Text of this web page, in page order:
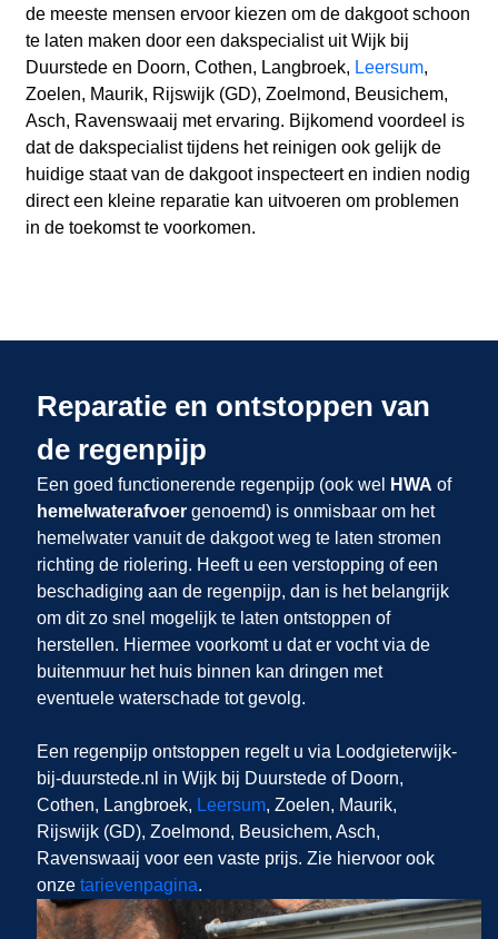
de meeste mensen ervoor kiezen om de dakgoot schoon
te laten maken door een dakspecialist uit Wijk bij
Duurstede en Doorn, Cothen, Langbroek, Leersum,
Zoelen, Maurik, Rijswijk (GD), Zoelmond, Beusichem,
Asch, Ravenswaaij met ervaring. Bijkomend voordeel is
dat de dakspecialist tijdens het reinigen ook gelijk de
huidige staat van de dakgoot inspecteert en indien nodig
direct een kleine reparatie kan uitvoeren om problemen
in de toekomst te voorkomen.
Reparatie en ontstoppen van
de regenpijp
Een goed functionerende regenpijp (ook wel HWA of
hemelwaterafvoergenoemd) is onmisbaar om het
hemelwater vanuit de dakgoot weg te laten stromen
richting de riolering. Heeft u een verstopping of een
beschadiging aan de regenpijp, dan is het belangrijk
om dit zo snel mogelijk te laten ontstoppen of
herstellen. Hiermee voorkomt u dat er vocht via de
buitenmuur het huis binnen kan dringen met
eventuele waterschade tot gevolg.
Een regenpijp ontstoppen regelt u via Loodgieterwijk-
bij-duurstede.nl in Wijk bij Duurstede of Doorn,
Cothen, Langbroek, Leersum, Zoelen, Maurik,
Rijswijk (GD), Zoelmond, Beusichem, Asch,
Ravenswaaij voor een vaste prijs. Zie hiervoor ook
onze tarievenpagina.